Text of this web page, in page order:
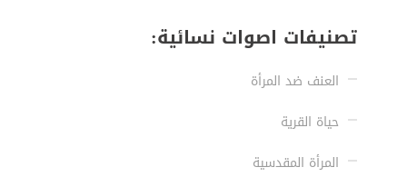
تصنيفات اصوات نسائية:
العنف ضد المرأة
حياة القرية
المرأة المقدسية